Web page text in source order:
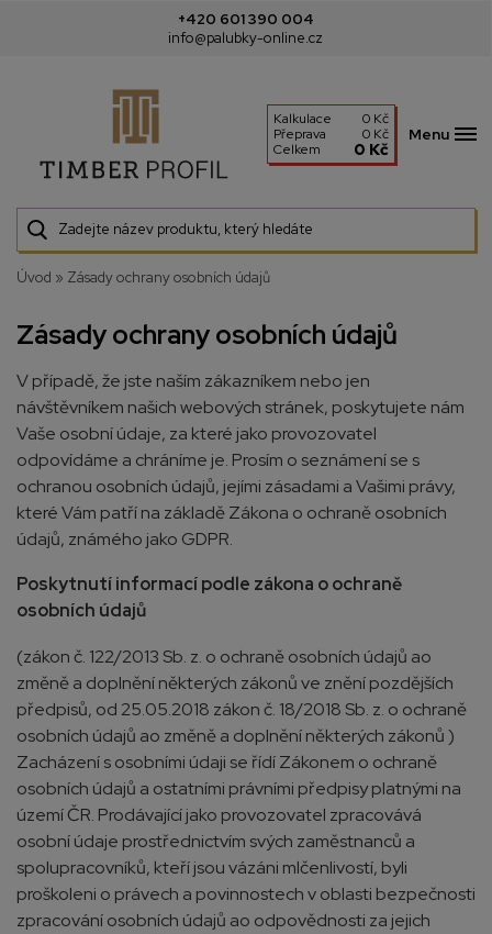
+420 601 390 004
info@palubky-online.cz
Kalkulace
0 Kč
Přeprava
0 Kč
Celkem
0 Kč
Menu
Úvod » Zásady ochrany osobních údajů
Zásady ochrany osobních údajů
V případě, že jste naším zákazníkem nebo jen
návštěvníkem našich webových stránek, poskytujete nám
Vaše osobní údaje, za které jako provozovatel
odpovídáme a chráníme je. Prosím o seznámení se s
ochranou osobních údajů, jejími zásadami a Vašimi právy,
které Vám patří na základě Zákona o ochraně osobních
údajů, známého jako GDPR.
Poskytnutí informací podle zákona o ochraně
osobních údajů
(zákon č. 122/2013 Sb. z. o ochraně osobních údajů ao
změně a doplnění některých zákonů ve znění pozdějších
předpisů, od 25.05.2018 zákon č. 18/2018 Sb. z. o ochraně
osobních údajů ao změně a doplnění některých zákonů )
Zacházení s osobními údaji se řídí Zákonem o ochraně
osobních údajů a ostatními právními předpisy platnými na
území ČR. Prodávající jako provozovatel zpracovává
osobní údaje prostřednictvím svých zaměstnanců a
spolupracovníků, kteří jsou vázáni mlčenlivostí, byli
proškoleni o právech a povinnostech v oblasti bezpečnosti
zpracování osobních údajů ao odpovědnosti za jejich